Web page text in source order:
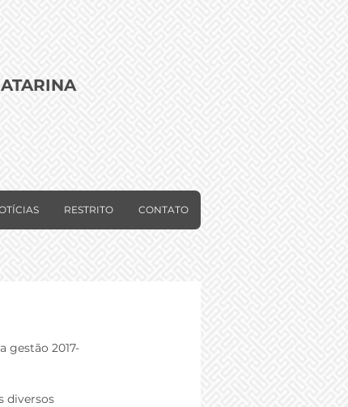
RESTRITO CONTATO
gestão 2017-
diversos